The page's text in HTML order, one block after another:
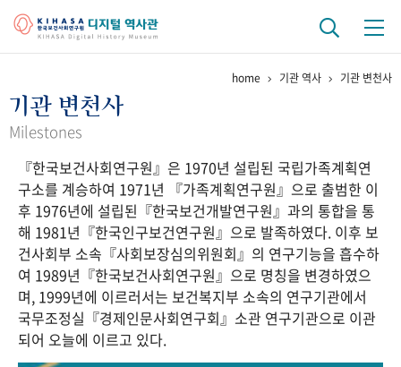
걸어온 길 기관 변천사
연구 역사
정책과 연구 키워드로 보는 연구 역사
연구자들
간행물 변천사
기록물 아카이브
사진 아카이브 문서 기록물 행정박물 영상 기록물
home 기관 역사 기관 변천사
기관 변천사
Milestones
『한국보건사회연구원』은 1970년 설립된 국립가족계획연
구소를 계승하여 1971년 『가족계획연구원』으로 출범한 이
후 1976년에 설립된『한국보건개발연구원』과의 통합을 통
해 1981년『한국인구보건연구원』으로 발족하였다. 이후 보
건사회부 소속『사회보장심의위원회』의 연구기능을 흡수하
여 1989년『한국보건사회연구원』으로 명칭을 변경하였으
며, 1999년에 이르러서는 보건복지부 소속의 연구기관에서
국무조정실『경제인문사회연구회』소관 연구기관으로 이관
되어 오늘에 이르고 있다.